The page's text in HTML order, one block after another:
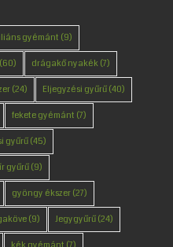
gyémánt (9)
drágakő nyakék(7)
(24) Eljegyzési gyűrű(40)
fekete gyémánt (7)
gyűrű(45)
gyűrű(9)
gyöngy ékszer(27)
(9) Jegygyűrű(24)